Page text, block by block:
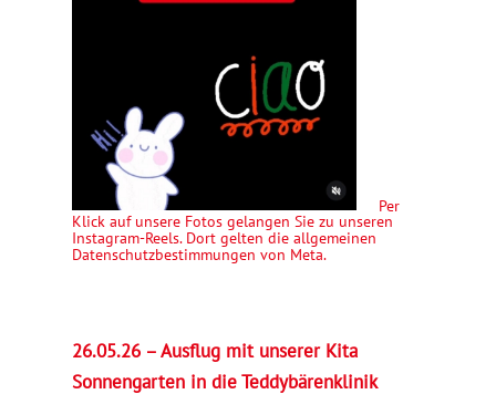
Per
Klick auf unsere Fotos gelangen Sie zu unseren
Instagram-Reels. Dort gelten die allgemeinen
Datenschutzbestimmungen von Meta.
26.05.26 – Ausflug mit unserer Kita
Sonnengarten in die Teddybärenklinik